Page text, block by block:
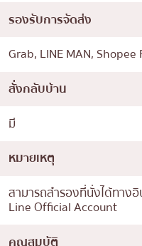
รองรับการจัดส่ง
Grab, LINE MAN, Shopee
สั่งกลับบ้าน
มี
หมายเหตุ
สามารถสำรองที่นั่งได้ทาง
Line Official Account
คุณสมบัติ